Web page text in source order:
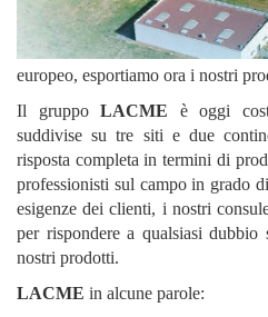
europeo, esportiamo ora i nostri
Il gruppoLACME è oggi
suddivise su tre siti e due
risposta completa in termini di
professionisti sul campo in grado
esigenze dei clienti, i nostri
per rispondere a qualsiasi
nostri prodotti.
LACME in alcune parole: